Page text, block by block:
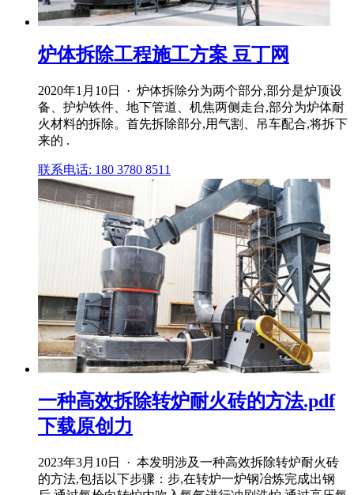
炉体拆除工程施工方案 豆丁网
2020年1月10日 · 炉体拆除分为两个部分,部分是炉顶设
备、护炉铁件、地下管道、机焦两侧走台,部分为炉体耐
火材料的拆除。首先拆除部分,用气割、吊车配合,将拆下
来的 .
联系电话: 180 3780 8511
一种高效拆除转炉耐火砖的方法.pdf
下载原创力
2023年3月10日 · 本发明涉及一种高效拆除转炉耐火砖
的方法,包括以下步骤：步,在转炉一炉钢冶炼完成出钢